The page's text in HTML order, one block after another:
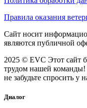
Правила оказания
Сайт носит
являются публичной
2025 © EVC Этот сайт
трудом нашей команды!
не забудьте спросить у
Диалог